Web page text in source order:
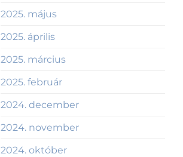
2025. május
2025. április
2025. március
2025. február
2024. december
2024. november
2024. október